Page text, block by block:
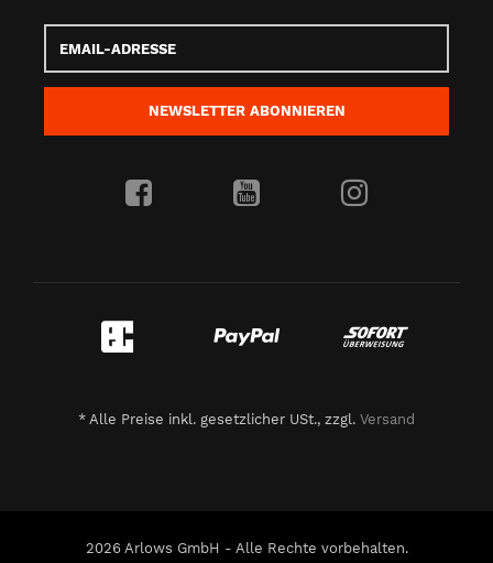
Adresse
NEWSLETTER ABONNIEREN
* Alle Preise inkl. gesetzlicher USt., zzgl. Versand
2026 Arlows GmbH - Alle Rechte vorbehalten.